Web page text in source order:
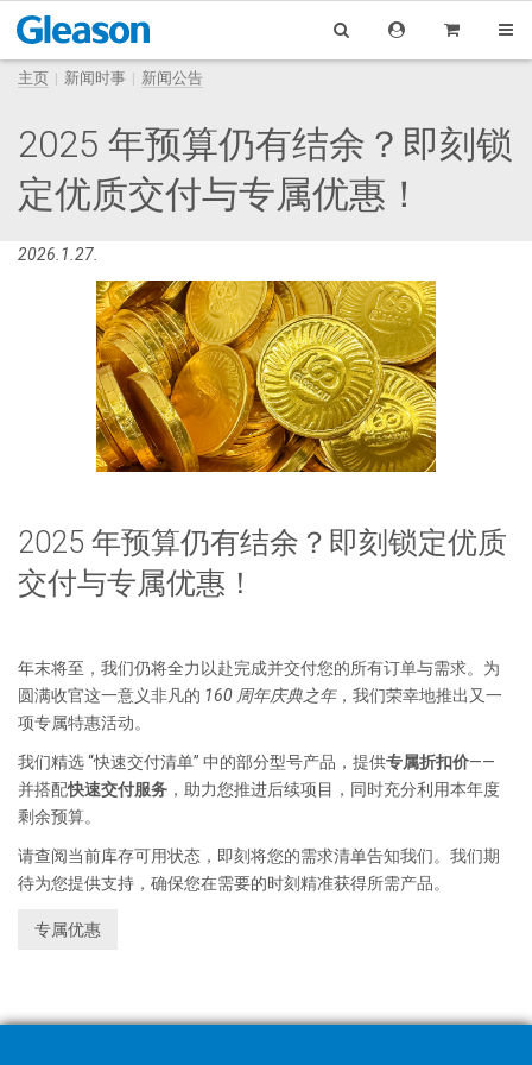
主页 新闻时事 新闻公告
2025 年预算仍有结余？即刻锁
定优质交付与专属优惠！
2026.1.27.
2025 年预算仍有结余？即刻锁定优质
交付与专属优惠！
年末将至，我们仍将全力以赴完成并交付您的所有订单与需求。为
圆满收官这一意义非凡的 160 周年庆典之年，我们荣幸地推出又一
项专属特惠活动。
我们精选 “快速交付清单” 中的部分型号产品，提供专属折扣价——
并搭配快速交付服务 ，助力您推进后续项目，同时充分利用本年度
剩余预算。
请查阅当前库存可用状态，即刻将您的需求清单告知我们。我们期
待为您提供支持，确保您在需要的时刻精准获得所需产品。
专属优惠